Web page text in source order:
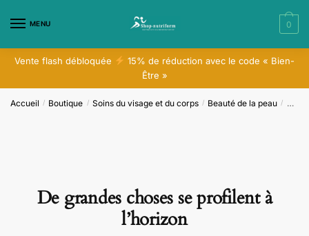
MENU 0
Vente flash débloquée
15% de réduction avec le code « Bien-
Être »
Accueil / Boutique / Soins du visage et du corps / Beauté de la peau /
De grandes choses se profilent à
l’horizon